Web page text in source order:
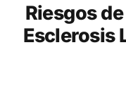
Riesgos
Esclerosis